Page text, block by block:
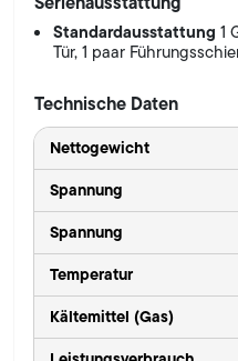
Standardausstattung1
Tür, 1 paar
Technische Daten
Nettogewicht
Spannung
Spannung
Temperatur
Kältemittel (Gas)